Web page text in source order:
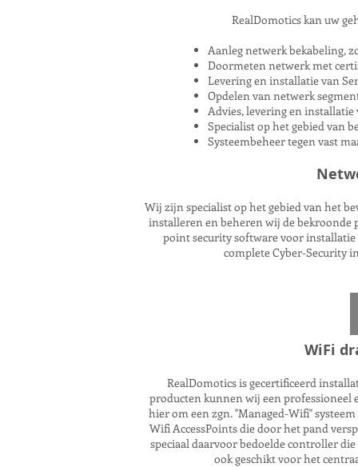
RealDomotics kan uw
Aanleg netwerk bekabeling,
Doormeten netwerk met
Levering en installatie van
Opdelen van netwerk
Advies, levering en
Specialist op het gebied van
Systeembeheer tegen vast
Wij zijn specialist op het gebied van het
installeren en beheren wij de bekroonde
point security software voor
complete Cyber-Security
WiFi
RealDomotics is gecertificeerd
producten kunnen wij een professioneel
hier om een zgn. "Managed-Wifi"
Wifi AccessPoints die door het pand
speciaal daarvoor bedoelde controller
ook geschikt voor het